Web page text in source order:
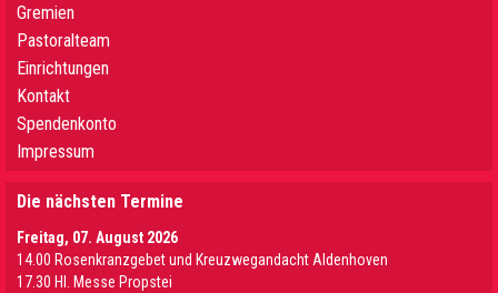
Gremien
Pastoralteam
Einrichtungen
Kontakt
Spendenkonto
Impressum
Die nächsten Termine
Freitag, 07. August 2026
14.00 Rosenkranzgebet und Kreuzwegandacht Aldenhoven
17.30 Hl. Messe Propstei